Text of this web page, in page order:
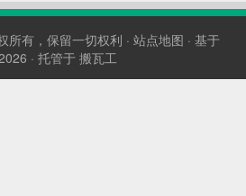
。下面就介绍下 Just My Socks 如何
所有，保留一切权利 · 站点地图 · 基于
· 托管于 搬瓦工